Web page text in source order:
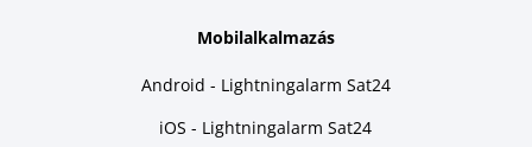
Mobilalkalmazás
Android - Lightningalarm Sat24
iOS - Lightningalarm Sat24